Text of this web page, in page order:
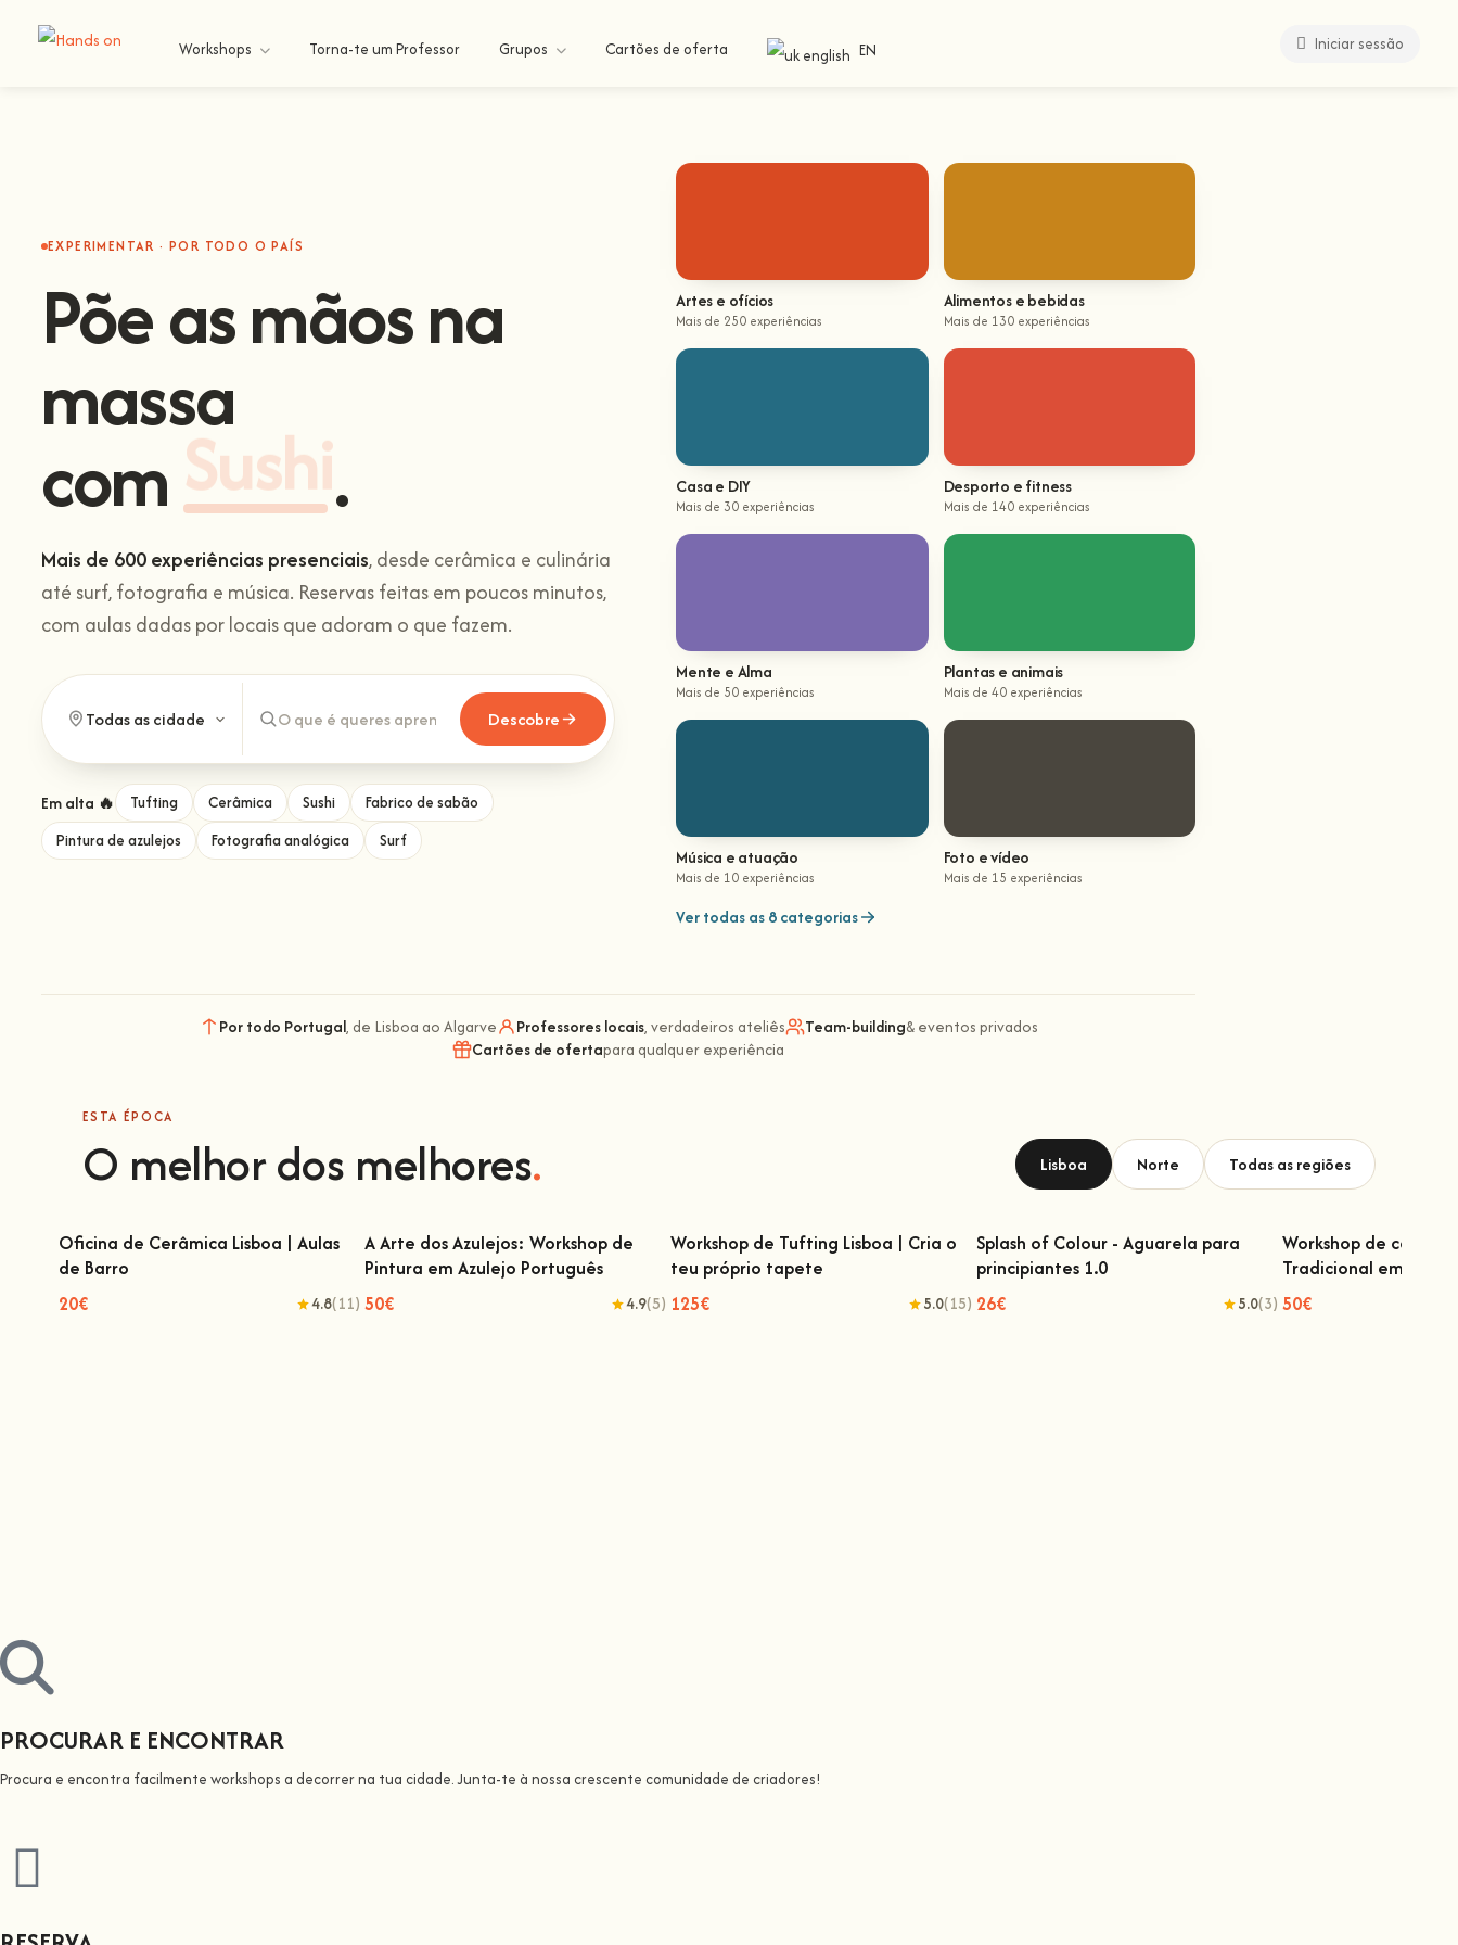
Workshops Torna-te um Professor Grupos Cartões de oferta EN Iniciar sessão
EXPERIMENTAR · POR TODO O PAÍS
Põe as mãos na
massa
comSushi.
Mais de 600 experiências presenciais, desde cerâmica e culinária
até surf, fotografia e música. Reservas feitas em poucos minutos,
com aulas dadas por locais que adoram o que fazem.
Descobre
Em alta 🔥 Tufting Cerâmica Sushi
Fabrico de sabão
Pintura de azulejos
Fotografia analógica Surf
Artes e ofícios
Mais de 250 experiências
Alimentos e bebidas
Mais de 130 experiências
Casa e DIY
Mais de 30 experiências
Desporto e fitness
Mais de 140 experiências
Mente e Alma
Mais de 50 experiências
Plantas e animais
Mais de 40 experiências
Música e atuação
Mais de 10 experiências
Foto e vídeo
Mais de 15 experiências
Ver todas as 8 categorias
Por todo Portugal, de Lisboa ao Algarve Professores locais, verdadeiros ateliês Team-building& eventos privados
Cartões de ofertapara qualquer experiência
ESTA ÉPOCA
O melhor dos melhores. Lisboa Norte Todas as regiões
Oficina de Cerâmica Lisboa | Aulas de
Oficina de Cerâmica Lisboa | Aulas
de Barro
20€
4.8(11)
A Arte dos Azulejos: Workshop de Pintura
A Arte dos Azulejos: Workshop de
Pintura em Azulejo Português
50€
4.9(5)
Workshop de Tufting Lisboa | Cria o teu
Workshop de Tufting Lisboa | Cria o
teu próprio tapete
125€
5.0(15)
Splash of Colour - Aguarela para
Splash of Colour - Aguarela para
principiantes 1.0
26€
5.0(3)
Workshop de
Workshop de
Tradicional em Lisboa
50€
PROCURAR E ENCONTRAR
Procura e encontra facilmente workshops a decorrer na tua cidade. Junta-te à nossa crescente comunidade de criadores!